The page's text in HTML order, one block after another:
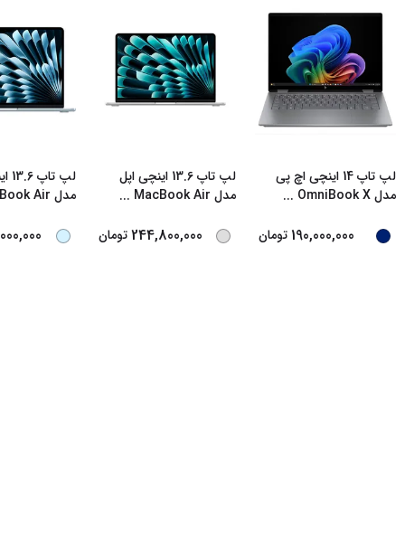
لپ تاپ 14 اینچی اچ‌ پی
مدل OmniBook X
...
190,000,000 تومان
لپ تاپ 13.6 اینچی اپل
مدل MacBook Air
...
244,800,000 تومان
مدل MacBook Air